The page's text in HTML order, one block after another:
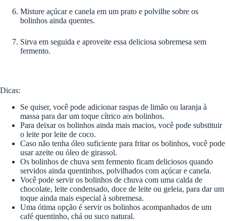
Misture açúcar e canela em um prato e polvilhe sobre os
bolinhos ainda quentes.
Sirva em seguida e aproveite essa deliciosa sobremesa sem
fermento.
Dicas:
Se quiser, você pode adicionar raspas de limão ou laranja à
massa para dar um toque cítrico aos bolinhos.
Para deixar os bolinhos ainda mais macios, você pode substituir
o leite por leite de coco.
Caso não tenha óleo suficiente para fritar os bolinhos, você pode
usar azeite ou óleo de girassol.
Os bolinhos de chuva sem fermento ficam deliciosos quando
servidos ainda quentinhos, polvilhados com açúcar e canela.
Você pode servir os bolinhos de chuva com uma calda de
chocolate, leite condensado, doce de leite ou geleia, para dar um
toque ainda mais especial à sobremesa.
Uma ótima opção é servir os bolinhos acompanhados de um
café quentinho, chá ou suco natural.